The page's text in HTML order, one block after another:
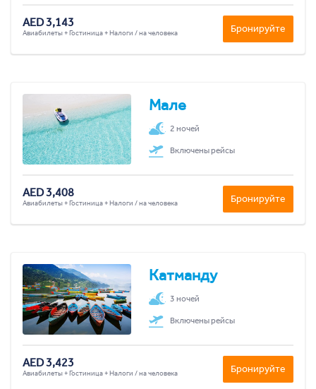
AED 3,143
Авиабилеты + Гостиница + Налоги / на человека Бронируйте
Мале
2 ночей
Включены рейсы
AED 3,408
Авиабилеты + Гостиница + Налоги / на человека Бронируйте
Катманду
3 ночей
Включены рейсы
AED 3,423
Авиабилеты + Гостиница + Налоги / на человека Бронируйте